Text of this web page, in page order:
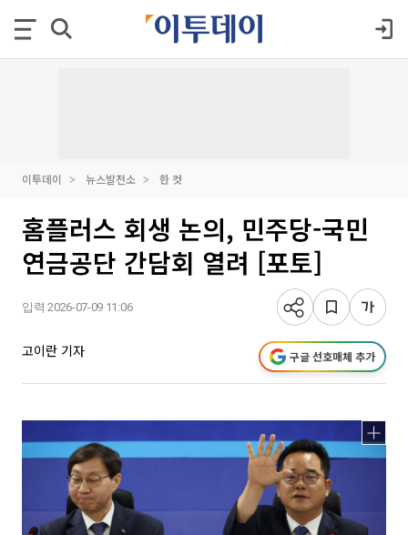
이투데이 뉴스발전소 한 컷
홈플러스 회생 논의, 민주당-국민
연금공단 간담회 열려 [포토]
입력 2026-07-09 11:06
고이란 기자 구글 선호매체 추가